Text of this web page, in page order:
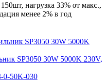
нагрузка 33% от макс.,
менее 2% в год
SP3050 30W 5000K 230V,